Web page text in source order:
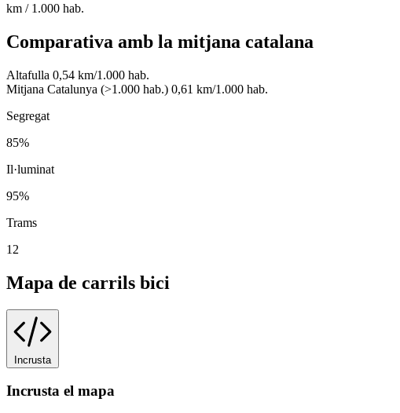
km / 1.000 hab.
Comparativa amb la mitjana catalana
Altafulla 0,54 km/1.000 hab.
Mitjana Catalunya (>1.000 hab.) 0,61 km/1.000 hab.
Segregat
85%
Il·luminat
95%
Trams
12
Mapa de carrils bici
Incrusta
Incrusta el mapa